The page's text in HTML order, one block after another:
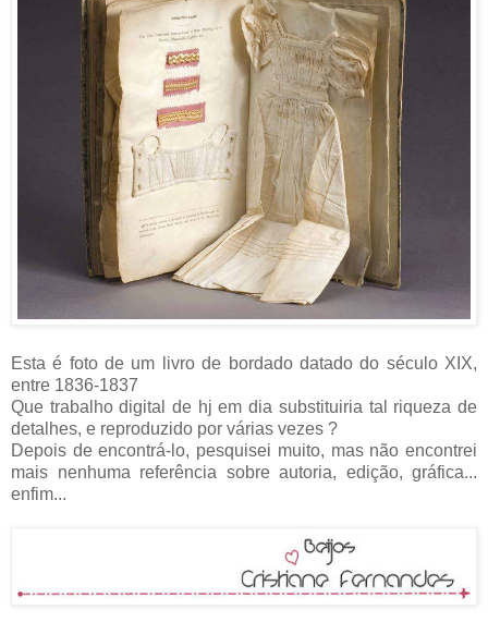
Esta é foto de um livro de bordado datado do século XIX,
entre 1836-1837
Que trabalho digital de hj em dia substituiria tal riqueza de
detalhes, e reproduzido por várias vezes ?
Depois de encontrá-lo, pesquisei muito, mas não encontrei
mais nenhuma referência sobre autoria, edição, gráfica...
enfim...